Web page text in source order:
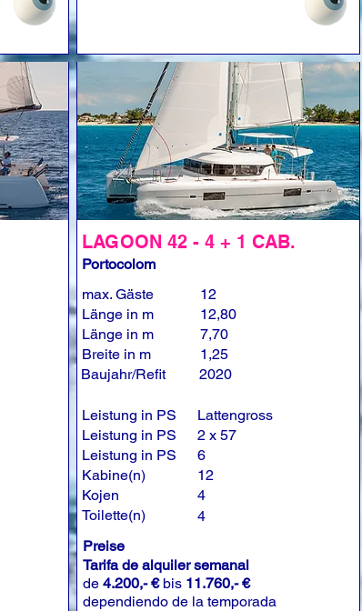
LAGOON 42 - 4 + 1 CAB.
Portocolom
max. Gäste
Länge in m
Länge in m
Breite in m
Baujahr/Refit
Leistung in PS
Leistung in PS
Leistung in PS
Kabine(n)
Kojen
Toilette(n)
12
12,80
7,70
1,25
2020
Lattengross
2 x 57
6
12
4
4
Preise
Tarifa de alquiler semanal
de 4.200,- €bis 11.760,- €
dependiendo de la temporada